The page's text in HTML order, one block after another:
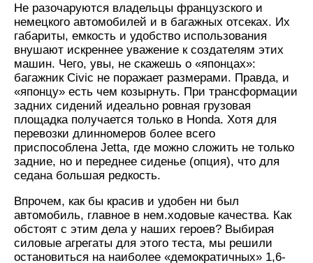
Не разочаруются владельцы французского и
немецкого автомобилей и в багажных отсеках. Их
габариты, емкость и удобство использования
внушают искреннее уважение к создателям этих
машин. Чего, увы, не скажешь о «японцах»:
багажник Civic не поражает размерами. Правда, и
«японцу» есть чем козырнуть. При трансформации
задних сидений идеально ровная грузовая
площадка получается только в Honda. Хотя для
перевозки длинномеров более всего
приспособлена Jetta, где можно сложить не только
задние, но и переднее сиденье (опция), что для
седана большая редкость.
Впрочем, как бы красив и удобен ни был
автомобиль, главное в нем.ходовые качества. Как
обстоят с этим дела у наших героев? Выбирая
силовые агрегаты для этого теста, мы решили
остановиться на наиболее «демократичных» 1,6-